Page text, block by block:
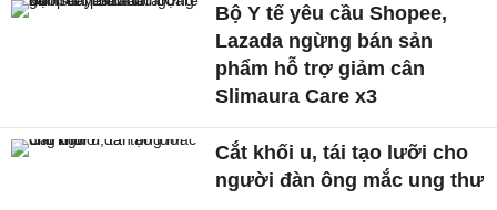
Bộ Y tế yêu cầu Shopee,
Lazada ngừng bán sản
phẩm hỗ trợ giảm cân
Slimaura Care x3
Cắt khối u, tái tạo lưỡi cho
người đàn ông mắc ung thư